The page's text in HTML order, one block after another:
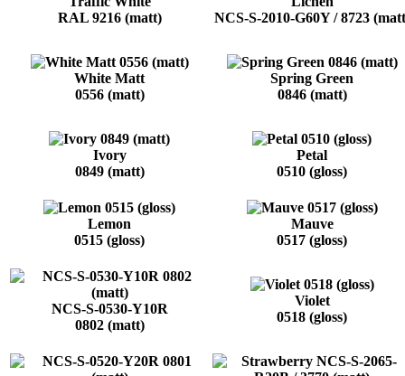
RAL 9216 (matt)
NCS-S-2010-G60Y / 8723
White Matt
0556 (matt)
Spring Green
0846 (matt)
Ivory
0849 (matt)
Petal
0510 (gloss)
Lemon
0515 (gloss)
Mauve
0517 (gloss)
NCS-S-0530-Y10R
0802 (matt)
Violet
0518 (gloss)